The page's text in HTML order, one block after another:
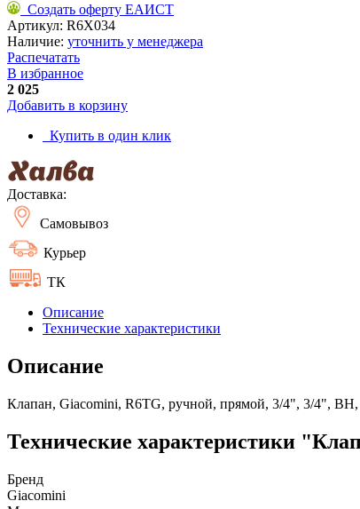
Создать оферту ЕАИСТ
Артикул: R6X034
Наличие: уточнить у менеджера
Распечатать
В избранное
2 025
Добавить в корзину
Купить в один клик
Доставка:
Самовывоз
Курьер
ТК
Описание
Технические характеристики
Описание
Клапан, Giacomini, R6TG, ручной, прямой, 3/4", 3/4", ВН,
Технические характеристики
Бренд
Giacomini